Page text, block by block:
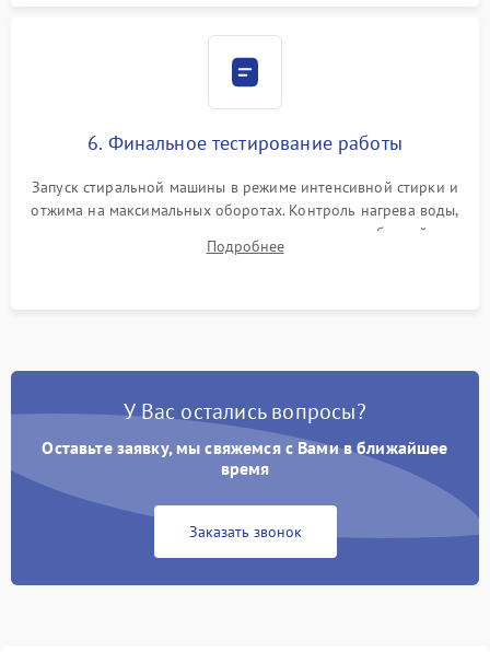
6. Финальное тестирование работы
Запуск стиральной машины в режиме интенсивной стирки и
отжима на максимальных оборотах. Контроль нагрева воды,
корректности слива, отсутствия излишних вибраций,
посторонних стуков и протечек под корпусом.
Подробнее
У Вас остались вопросы?
Оставьте заявку, мы свяжемся с Вами в ближайшее
время
Заказать звонок